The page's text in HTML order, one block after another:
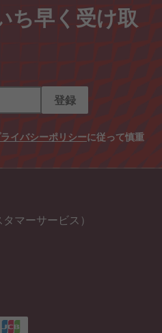
ち早く受け取
登録
イバシーポリシーに従って慎重
マーサービス）